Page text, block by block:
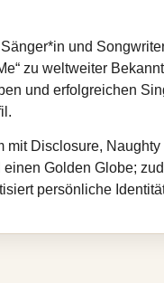
und
zu weltweiter
und erfolgreichen
mit Disclosure,
Golden Globe;
persönliche